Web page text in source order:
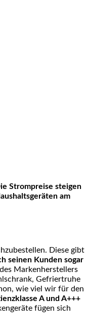
am
Diese gibt
seinen Kunden sogar
Markenherstellers
Gefriertruhe
wie viel wir für den
A und A+++
fügen sich